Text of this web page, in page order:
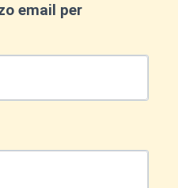
email per